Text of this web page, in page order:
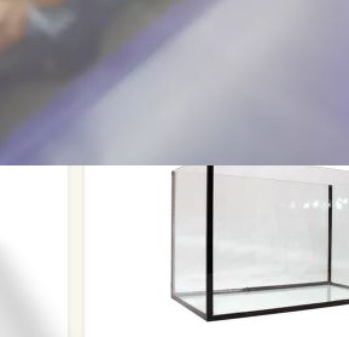
Alternatívne produkty